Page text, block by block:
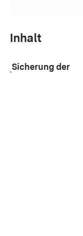
Inhalt
Sicherung der